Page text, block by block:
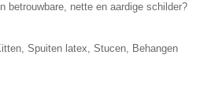
betrouwbare, nette en aardige schilder?
Spuiten latex, Stucen, Behangen